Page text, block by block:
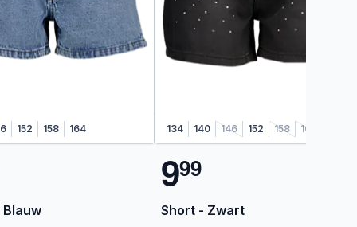
152 158 164 134 140 146 152 158 164
999
Short - Zwart